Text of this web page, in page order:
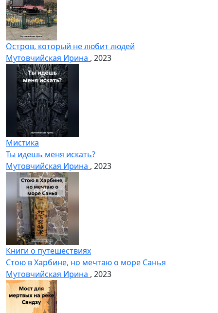
Остров, который не любит людей
Мутовчийская Ирина , 2023
Мистика
Ты идешь меня искать?
Мутовчийская Ирина , 2023
Книги о путешествиях
Стою в Харбине, но мечтаю о море Санья
Мутовчийская Ирина , 2023